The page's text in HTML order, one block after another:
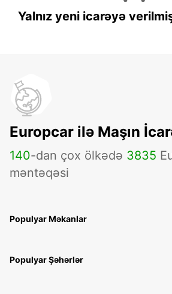
Yalnız yeni icarəyə
Europcar ilə Maşın
140-dan çox ölkədə 3835
məntəqəsi
Populyar Məkanlar
Populyar Şəhərlər